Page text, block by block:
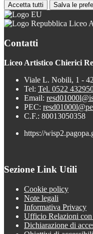
Accetta tutti Salva le
Liceo
Contatti
Liceo Artistico Chierici
Viale L. Nobili, 1 -
Tel: Tel. 0522
Email:
PEC:
C.F.: 80013050358
https://
Sezione Link Utili
Cookie policy
Note legali
Informativa Privacy
Ufficio Relazioni
Dichiarazione di